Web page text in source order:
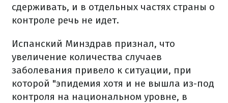
сдерживать, и в отдельных частях страны о
контроле речь не идет.
Испанский Минздрав признал, что
увеличение количества случаев
заболевания привело к ситуации, при
которой "эпидемия хотя и не вышла из-под
контроля на национальном уровне, в